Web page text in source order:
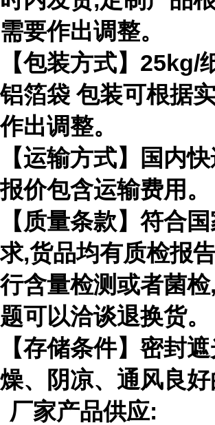
需要作出调整。
【包装方式】 25kg/
铝箔袋 包装可根据
作出调整。
【运输方式】国内
报价包含运输费用。
【质量条款】符合
求,货品均有质检报
行含量检测或者菌检,
题可以洽谈退换货。
【存储条件】密封
燥、阴凉、通风良好
厂家产品供应: